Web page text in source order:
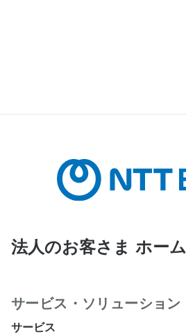
法人のお客さま ホーム
サービス・ソリューション
サービス